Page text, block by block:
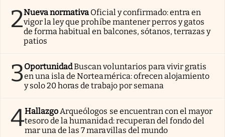
2Nueva normativa Oficial y confirmado: entra en
vigor la ley que prohíbe mantener perros y gatos
de forma habitual en balcones, sótanos, terrazas y
patios
3OportunidadBuscan voluntarios para vivir gratis
en una isla de Norteamérica: ofrecen alojamiento
y solo 20 horas de trabajo por semana
4Hallazgo Arqueólogos se encuentran con el mayor
tesoro de la humanidad: recuperan del fondo del
mar una de las 7 maravillas del mundo